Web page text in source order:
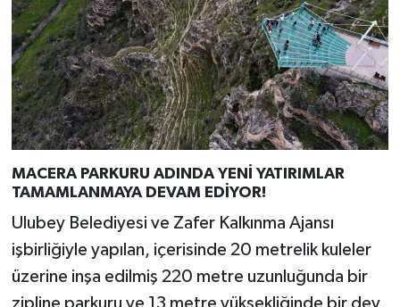
MACERA PARKURU ADINDA YENİ YATIRIMLAR
TAMAMLANMAYA DEVAM EDİYOR!
Ulubey Belediyesi ve Zafer Kalkınma Ajansı
işbirliğiyle yapılan, içerisinde 20 metrelik kuleler
üzerine inşa edilmiş 220 metre uzunluğunda bir